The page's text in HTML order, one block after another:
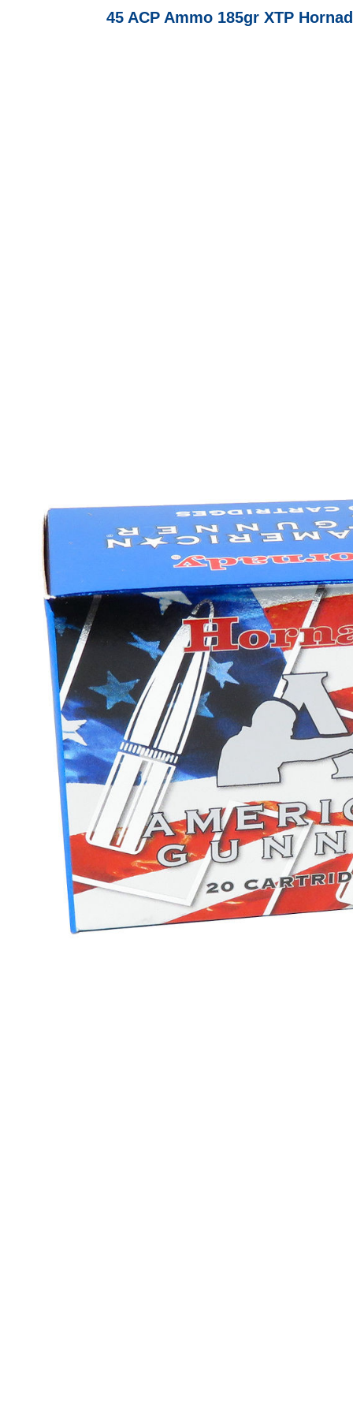
45 ACP Ammo 185gr XTP